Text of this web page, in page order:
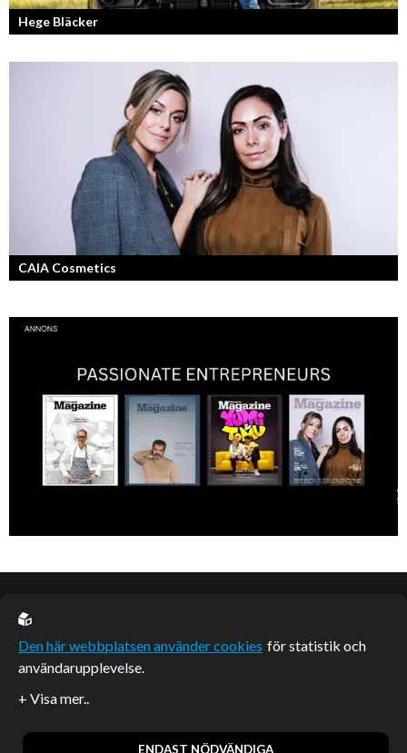
Hege Bläcker
Bilfantast, influencer och en av Lidköpings mest framgångsrika
CAIA Cosmetics
Skönhet är bra självkänsla och ett vackert leende enligt grundarna av
EU casino
Artiklar publicerade på webbplatsen som inte är märkta
redaktionellt är betalda samarbeten.
Den här webbplatsen använder cookies för statistik och
användarupplevelse.
ENDAST NÖDVÄNDIGA